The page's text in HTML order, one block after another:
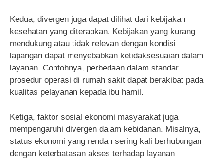
Kedua, divergen juga dapat dilihat dari kebijakan
kesehatan yang diterapkan. Kebijakan yang kurang
mendukung atau tidak relevan dengan kondisi
lapangan dapat menyebabkan ketidaksesuaian dalam
layanan. Contohnya, perbedaan dalam standar
prosedur operasi di rumah sakit dapat berakibat pada
kualitas pelayanan kepada ibu hamil.
Ketiga, faktor sosial ekonomi masyarakat juga
mempengaruhi divergen dalam kebidanan. Misalnya,
status ekonomi yang rendah sering kali berhubungan
dengan keterbatasan akses terhadap layanan